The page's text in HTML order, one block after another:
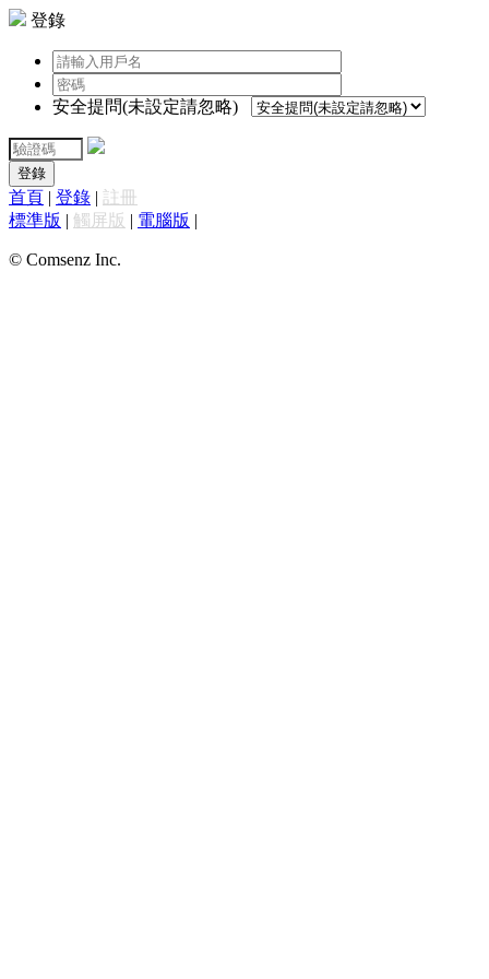
登錄
安全提問(未設定請忽略)
登錄
首頁 | 登錄 | 註冊
標準版 | 觸屏版 | 電腦版 |
© Comsenz Inc.